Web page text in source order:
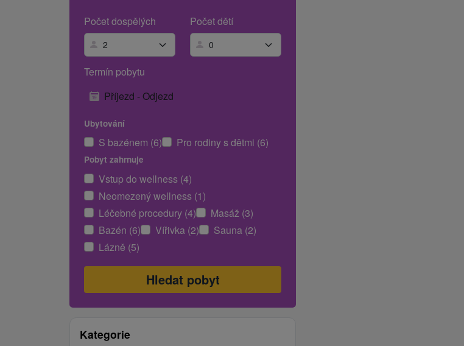
Počet dospělých
Počet dětí
Termín pobytu
Příjezd - Odjezd
Ubytování
S bazénem (6) Pro rodiny s dětmi (6)
Pobyt zahrnuje
Vstup do wellness (4)
Neomezený wellness (1)
Léčebné procedury (4)
Masáž (3)
Bazén (6)
Vířivka (2)
Sauna (2)
Lázně (5)
Kategorie